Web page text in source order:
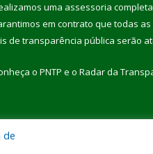
uma assessoria
em contrato que todas
de transparência pública serão
o PNTP e o Radar da
de